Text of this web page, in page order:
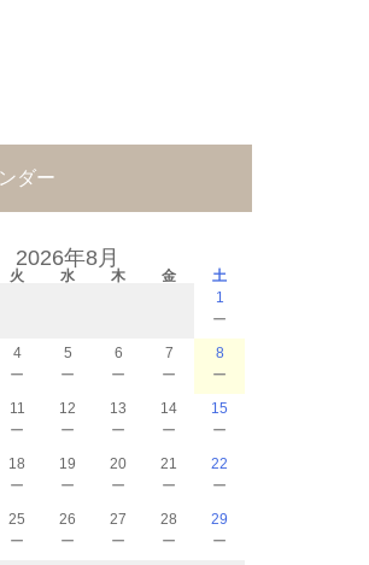
ダー
2026年8月
火 水 木 金
土
1
－
4
－
5
－
6
－
7
－
8
－
11
－
12
－
13
－
14
－
15
－
18
－
19
－
20
－
21
－
22
－
25
－
26
－
27
－
28
－
29
－